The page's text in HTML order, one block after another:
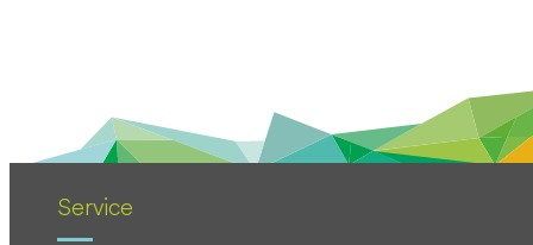
Service